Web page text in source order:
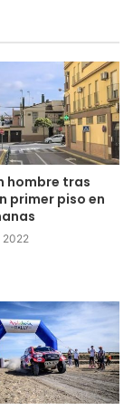
hombre tras
primer piso en
2022